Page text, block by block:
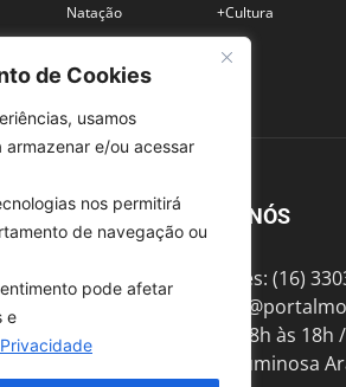
de Cookies
usamos
e/ou acessar
nos permitirá
de navegação ou
pode afetar
e
Natação
+Cultura
SOBRE NÓS
Telefones: (16)
Sex das 8h às
Fonte Luminosa